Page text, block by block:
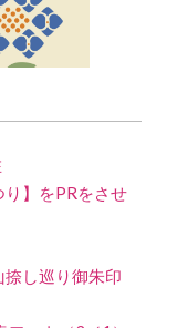
】をPRをさせ
し巡り御朱印